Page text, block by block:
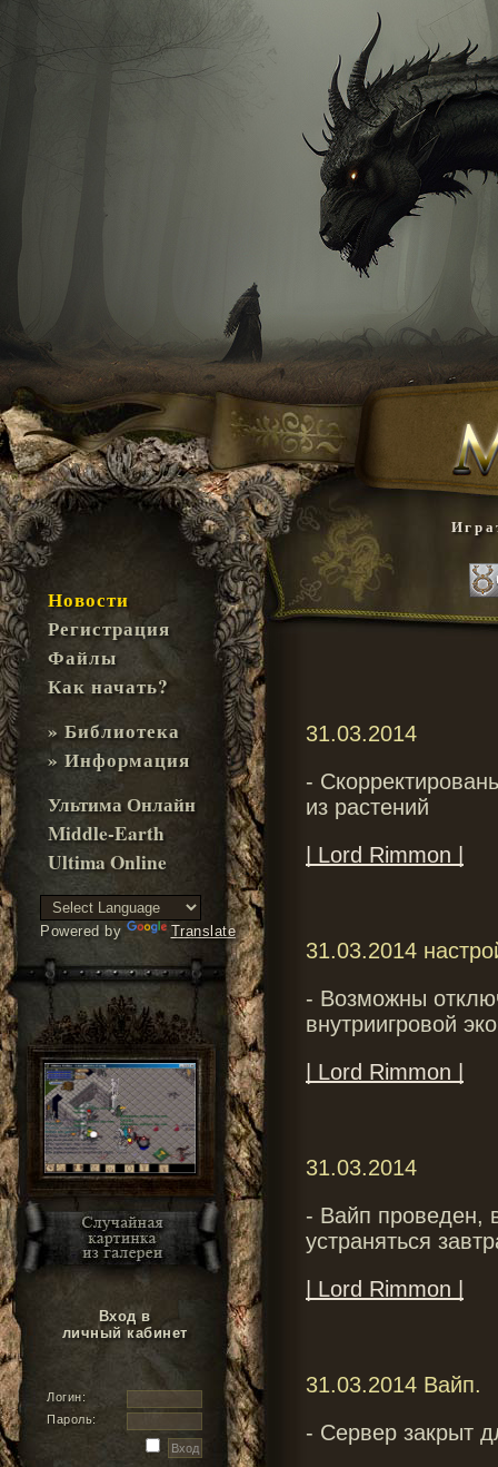
Новости
Регистрация
Файлы
Как начать?
» Библиотека
» Информация
Ультима Онлайн
Middle-Earth
Ultima Online
Powered by Translate
Вход в
личный кабинет
Логин:
Пароль:
31.03.2014
-
из растений
| Lord Rimmon |
31.03.2014
- Возможны
внутриигровой
| Lord Rimmon |
31.03.2014
- Вайп проведен,
устраняться
| Lord Rimmon |
31.03.2014 Вайп.
- Сервер закрыт